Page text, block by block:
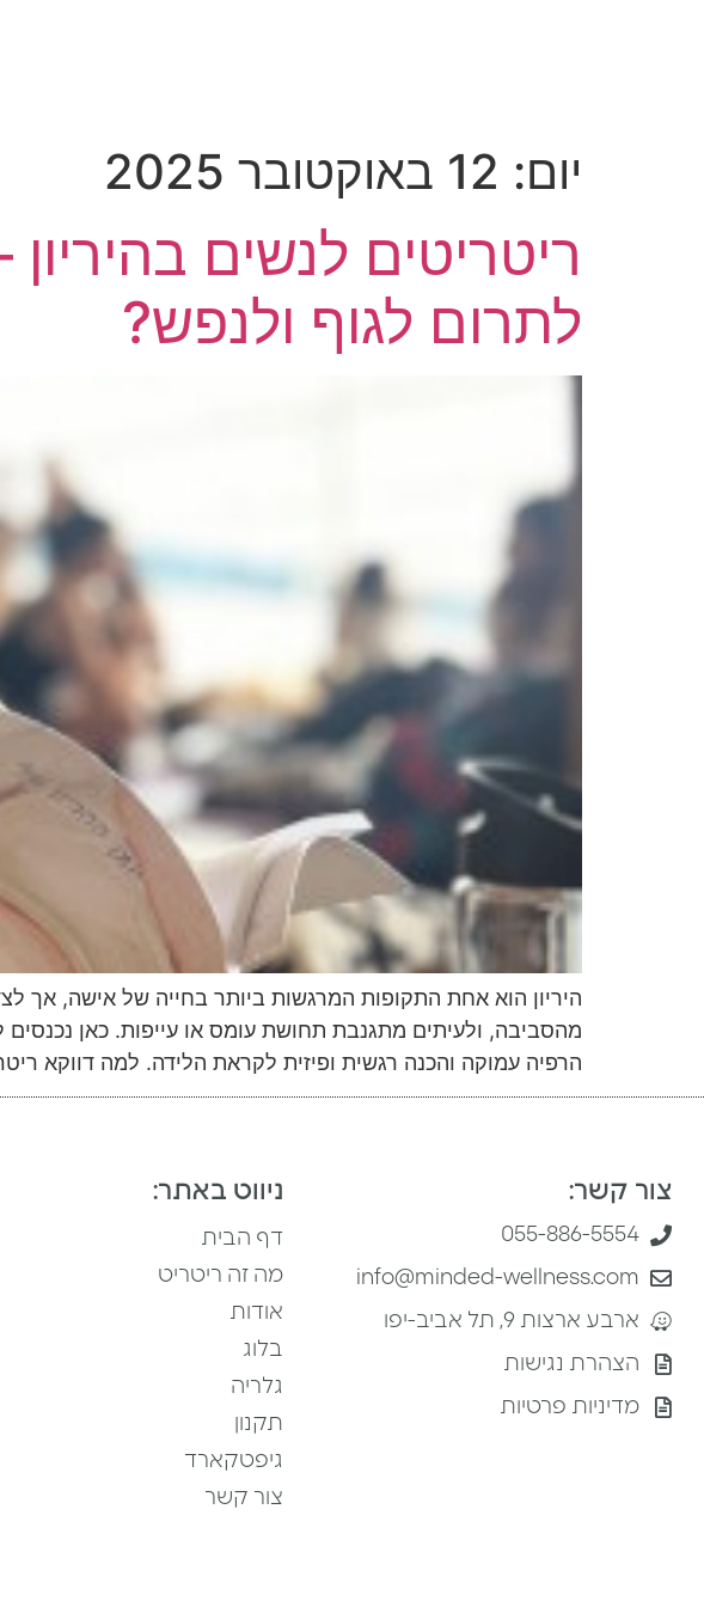
יום: 12 באוקטובר 2025
ריטריטים לנשים
לתרום לגוף ולנפש?
היריון הוא אחת התקופות המרגשות ביותר בחייה של אישה, אך
מהסביבה, ולעיתים מתגנבת תחושת עומס או עייפות. כאן נכנסים
הרפיה עמוקה והכנה רגשית ופיזית לקראת הלידה. למה דווקא
צור קשר:
055-886-5554
info@minded-wellness.com
ארבע ארצות 9, תל אביב-יפו
הצהרת נגישות
מדיניות פרטיות
ניווט באתר:
דף הבית
מה זה ריטריט
אודות
בלוג
גלריה
תקנון
גיפטקארד
צור קשר